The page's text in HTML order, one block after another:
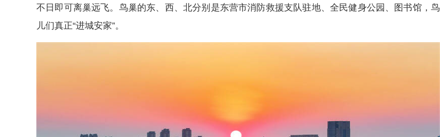
不日即可离巢远飞。鸟巢的东、西、北分别是东营市消防救援支队驻地、全民健身公园、图书馆，鸟
儿们真正“进城安家”。